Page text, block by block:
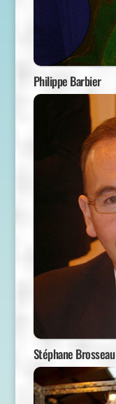
Philippe Barbier
Stéphane Brosseau